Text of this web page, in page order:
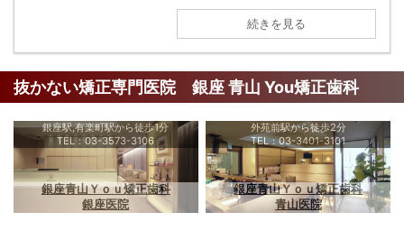
続きを見る
抜かない矯正専門医院 銀座 青山 You矯正歯科
銀座駅,有楽町駅から徒歩1分
TEL：03-3573-3106
銀座青山Ｙｏｕ矯正歯科
銀座医院
外苑前駅から徒歩2分
TEL：03-3401-3101
銀座青山Ｙｏｕ矯正歯科
青山医院